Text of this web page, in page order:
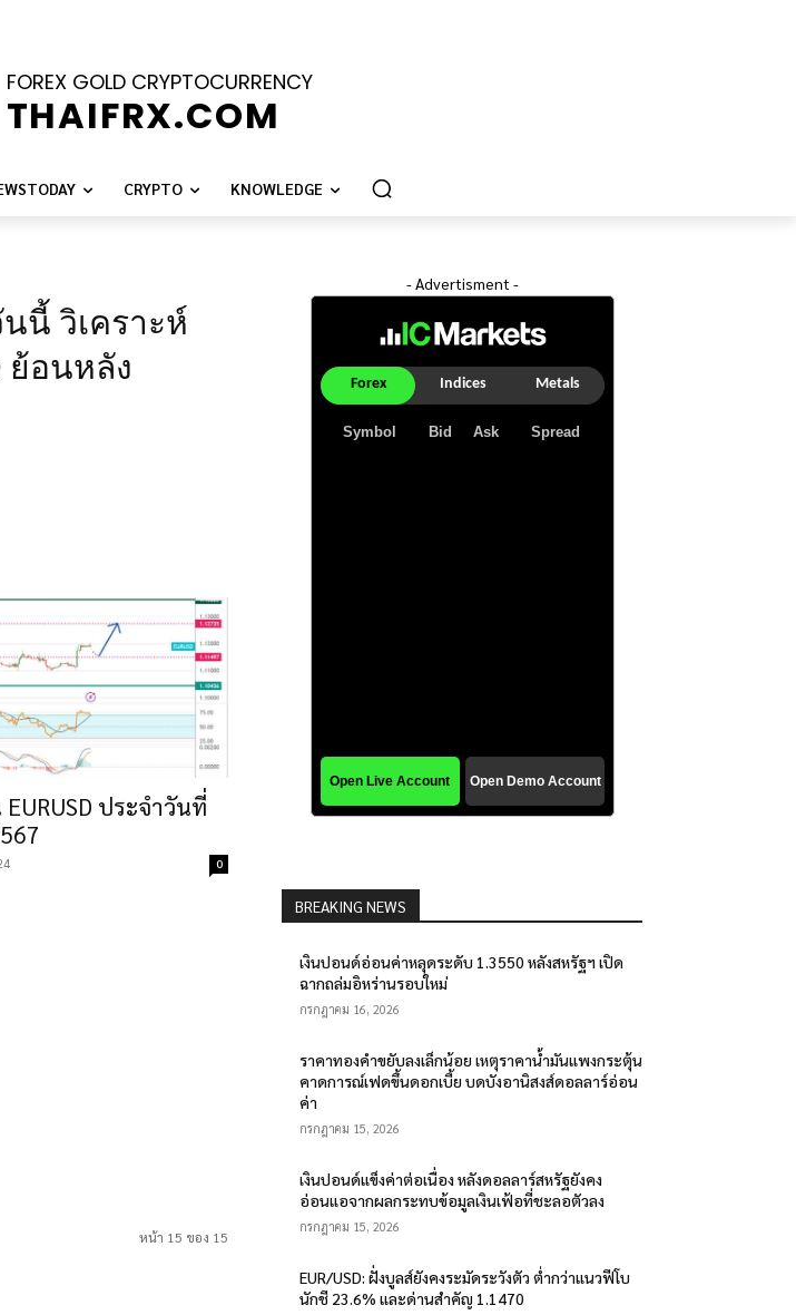
FOREX GOLD CRYPTOCURRENCY
THAIFRX.COM
CRYPTO KNOWLEDGE
นี้ วิเคราะห์
ย้อนหลัง
EURUSD ประจำวันที่
0
หน้า 15 ของ 15
- Advertisment -
BREAKING NEWS
เงินปอนด์อ่อนค่าหลุดระดับ 1.3550 หลังสหรัฐฯ เปิด
ฉากถล่มอิหร่านรอบใหม่
กรกฎาคม 16, 2026
ราคาทองคำขยับลงเล็กน้อย เหตุราคาน้ำมันแพงกระตุ้น
คาดการณ์เฟดขึ้นดอกเบี้ย บดบังอานิสงส์ดอลลาร์อ่อน
ค่า
กรกฎาคม 15, 2026
เงินปอนด์แข็งค่าต่อเนื่อง หลังดอลลาร์สหรัฐยังคง
อ่อนแอจากผลกระทบข้อมูลเงินเฟ้อที่ชะลอตัวลง
กรกฎาคม 15, 2026
EUR/USD: ฝั่งบูลส์ยังคงระมัดระวังตัว ต่ำกว่าแนวฟีโบ
นักชี 23.6% และด่านสำคัญ 1.1470